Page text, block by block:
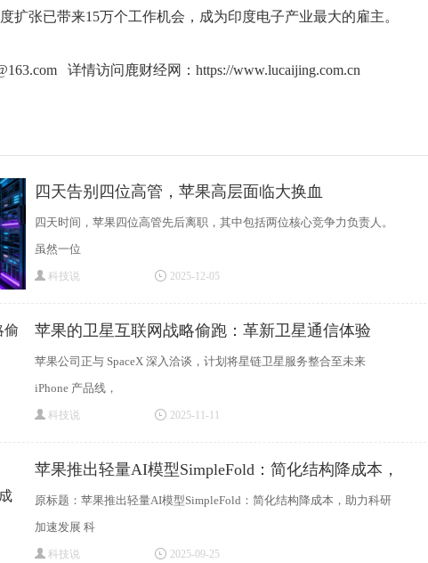
扩张已带来15万个工作机会，成为印度电子产业最大的雇主。
详情访问鹿财经网： https://www.lucaijing.com.cn
四天告别四位高管，苹果高层面临大换血
四天时间，苹果四位高管先后离职，其中包括两位核心竞争力负责人。
虽然一位
科技说 2025-12-05
苹果的卫星互联网战略偷跑：革新卫星通信体验
苹果公司正与 SpaceX 深入洽谈，计划将星链卫星服务整合至未来
iPhone 产品线，
科技说 2025-11-11
苹果推出轻量AI模型SimpleFold：简化结构降成本，
原标题：苹果推出轻量AI模型SimpleFold：简化结构降成本，助力科研
加速发展 科
科技说 2025-09-25